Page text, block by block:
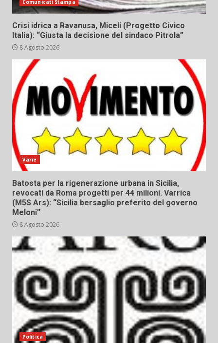
Comunicati Stampa
Crisi idrica a Ravanusa, Miceli (Progetto Civico
Italia): “Giusta la decisione del sindaco Pitrola”
8 Agosto 2026
Varie
Batosta per la rigenerazione urbana in Sicilia,
revocati da Roma progetti per 44 milioni. Varrica
(M5S Ars): “Sicilia bersaglio preferito del governo
Meloni”
8 Agosto 2026
Politica